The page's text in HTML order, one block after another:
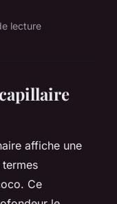
lecture
affiche une
termes
Ce